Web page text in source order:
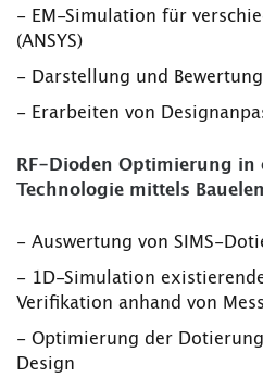
- EM-Simulation für
(ANSYS)
- Darstellung und
- Erarbeiten von
RF-Dioden Optimierung in
Technologie mittels
- Auswertung von SIMS-
- 1D-Simulation
Verifikation anhand von
- Optimierung der
Design